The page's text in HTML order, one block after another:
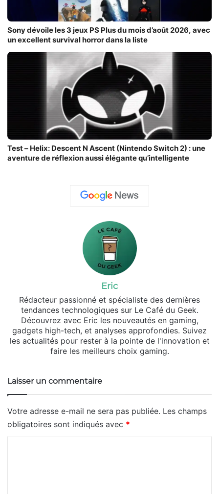
Sony dévoile les 3 jeux PS Plus du mois d’août 2026, avec
un excellent survival horror dans la liste
Test – Helix: Descent N Ascent (Nintendo Switch 2) : une
aventure de réflexion aussi élégante qu’intelligente
Eric
Rédacteur passionné et spécialiste des dernières
tendances technologiques sur Le Café du Geek.
Découvrez avec Eric les nouveautés en gaming,
gadgets high-tech, et analyses approfondies. Suivez
les actualités pour rester à la pointe de l'innovation et
faire les meilleurs choix gaming.
Laisser un commentaire
Votre adresse e-mail ne sera pas publiée. Les champs
obligatoires sont indiqués avec *